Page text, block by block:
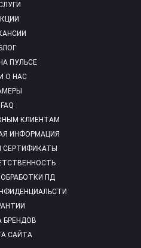
БЛОГ
ПУЛЬСЕ
О НАС
FAQ
КЛИЕНТАМ
ИНФОРМАЦИЯ
СЕРТИФИКАТЫ
ПД
БРЕНДОВ
САЙТА